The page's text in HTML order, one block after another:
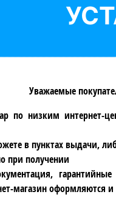
Уважаемые
по низким интернет-
в пунктах выдачи,
при получении
магазин оформляются